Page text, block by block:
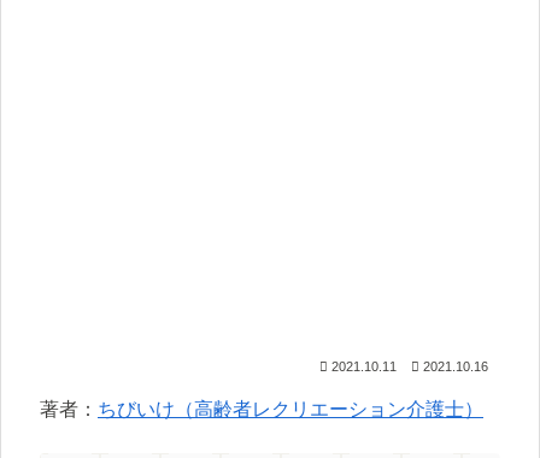
2021.10.11 2021.10.16
著者： ちびいけ（高齢者レクリエーション介護士）